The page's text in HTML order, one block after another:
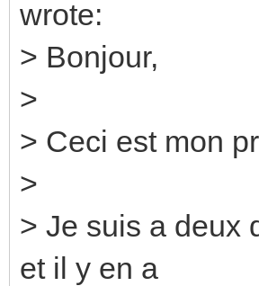
wrote:
> Bonjour,
>
> Ceci est mon
>
> Je suis a deux
et il y en a